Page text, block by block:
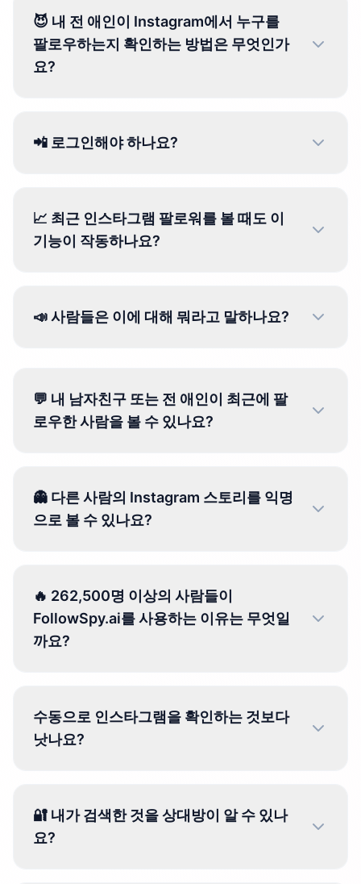
😈 내 전 애인이 Instagram에서 누구를
팔로우하는지 확인하는 방법은 무엇인가
요?
📲 로그인해야 하나요?
📈 최근 인스타그램 팔로워를 볼 때도 이
기능이 작동하나요?
📣 사람들은 이에 대해 뭐라고 말하나요?
💬 내 남자친구 또는 전 애인이 최근에 팔
로우한 사람을 볼 수 있나요?
👻 다른 사람의 Instagram 스토리를 익명
으로 볼 수 있나요?
🔥 262,500명 이상의 사람들이
FollowSpy.ai를 사용하는 이유는 무엇일
까요?
수동으로 인스타그램을 확인하는 것보다
낫나요?
🔐 내가 검색한 것을 상대방이 알 수 있나
요?